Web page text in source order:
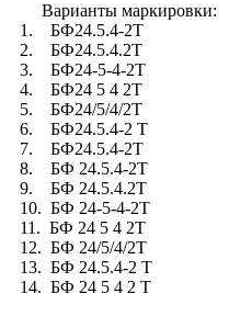
Варианты маркировки:
1. БФ24.5.4-2Т
2. БФ24.5.4.2Т
3. БФ24-5-4-2Т
4. БФ24 5 4 2Т
5. БФ24/5/4/2Т
6. БФ24.5.4-2 Т
7. БФ24.5.4-2Т
8. БФ 24.5.4-2Т
9. БФ 24.5.4.2Т
10. БФ 24-5-4-2Т
11. БФ 24 5 4 2Т
12. БФ 24/5/4/2Т
13. БФ 24.5.4-2 Т
14. БФ 24 5 4 2 Т